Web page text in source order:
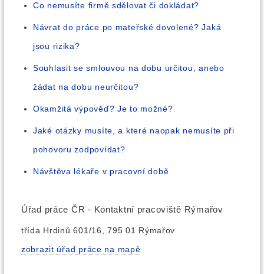
Co nemusíte firmě sdělovat či dokládat?
Návrat do práce po mateřské dovolené? Jaká
jsou rizika?
Souhlasit se smlouvou na dobu určitou, anebo
žádat na dobu neurčitou?
Okamžitá výpověď? Je to možné?
Jaké otázky musíte, a které naopak nemusíte při
pohovoru zodpovídat?
Návštěva lékaře v pracovní době
Úřad práce ČR - Kontaktní pracoviště Rýmařov
třída Hrdinů 601/16, 795 01 Rýmařov
zobrazit úřad práce na mapě